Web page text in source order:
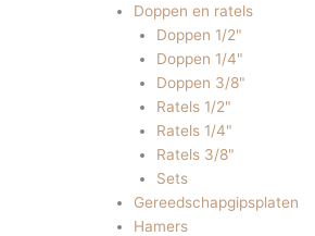
Doppen en ratels
Doppen 1/2"
Doppen 1/4"
Doppen 3/8"
Ratels 1/2"
Ratels 1/4"
Ratels 3/8"
Sets
Gereedschapgipsplaten
Hamers